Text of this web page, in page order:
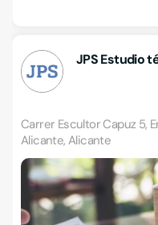
JPS Estudio
Carrer Escultor Capuz 5,
Alicante, Alicante